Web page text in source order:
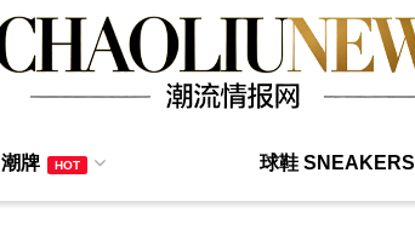
潮牌 HOT 球鞋 SNEAKERS